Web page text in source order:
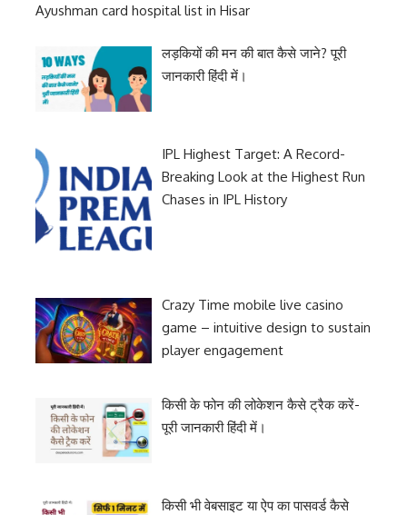
Ayushman card hospital list in Hisar
लड़कियों की मन की बात कैसे जाने? पूरी
जानकारी हिंदी में।
IPL Highest Target: A Record-
Breaking Look at the Highest Run
Chases in IPL History
Crazy Time mobile live casino
game – intuitive design to sustain
player engagement
किसी के फोन की लोकेशन कैसे ट्रैक करें-
पूरी जानकारी हिंदी में।
किसी भी वेबसाइट या ऐप का पासवर्ड कैसे